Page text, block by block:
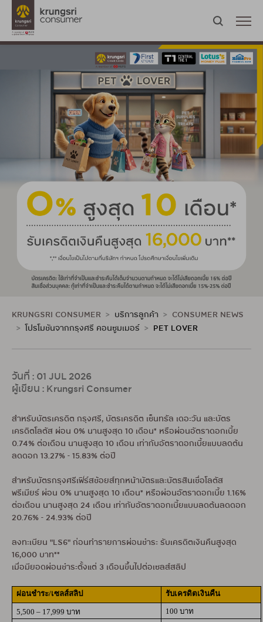
KRUNGSRI CONSUMER บริการลูกค้า
CONSUMER NEWS
โปรโมชันจากกรุงศรี คอนซูมเมอร์
PET LOVER
วันที่ : 01 JUL 2026
ผู้เขียน : Krungsri Consumer
สำหรับบัตรเครดิต กรุงศรี, บัตรเครดิต เซ็นทรัล เดอะวัน และบัตร
เครดิตโลตัส ผ่อน 0% นานสูงสุด 10 เดือน* หรือผ่อนอัตราดอกเบี้ย
0.74% ต่อเดือน นานสูงสุด 10 เดือน เท่ากับอัตราดอกเบี้ยแบบลดต้น
ลดดอก 13.27% - 15.83% ต่อปี
สำหรับบัตรกรุงศรีเฟิร์สช้อยส์ทุกหน้าบัตรและบัตรสินเชื่อโลตัส
พรีเมียร์ ผ่อน 0% นานสูงสุด 10 เดือน* หรือผ่อนอัตราดอกเบี้ย 1.16%
ต่อเดือน นานสูงสุด 24 เดือน เท่ากับอัตราดอกเบี้ยแบบลดต้นลดดอก
20.76% - 24.93% ต่อปี
ลงทะเบียน "LS6" ก่อนทำรายการผ่อนชำระ รับเครดิตเงินคืนสูงสุด
16,000 บาท**
เมื่อมียอดผ่อนชำระตั้งแต่ 3 เดือนขึ้นไปต่อเซลส์สลิป
ผ่อนชำระ/เซลส์สลิป รับเครดิตเงินคืน
5,500 – 17,999 บาท
100 บาท